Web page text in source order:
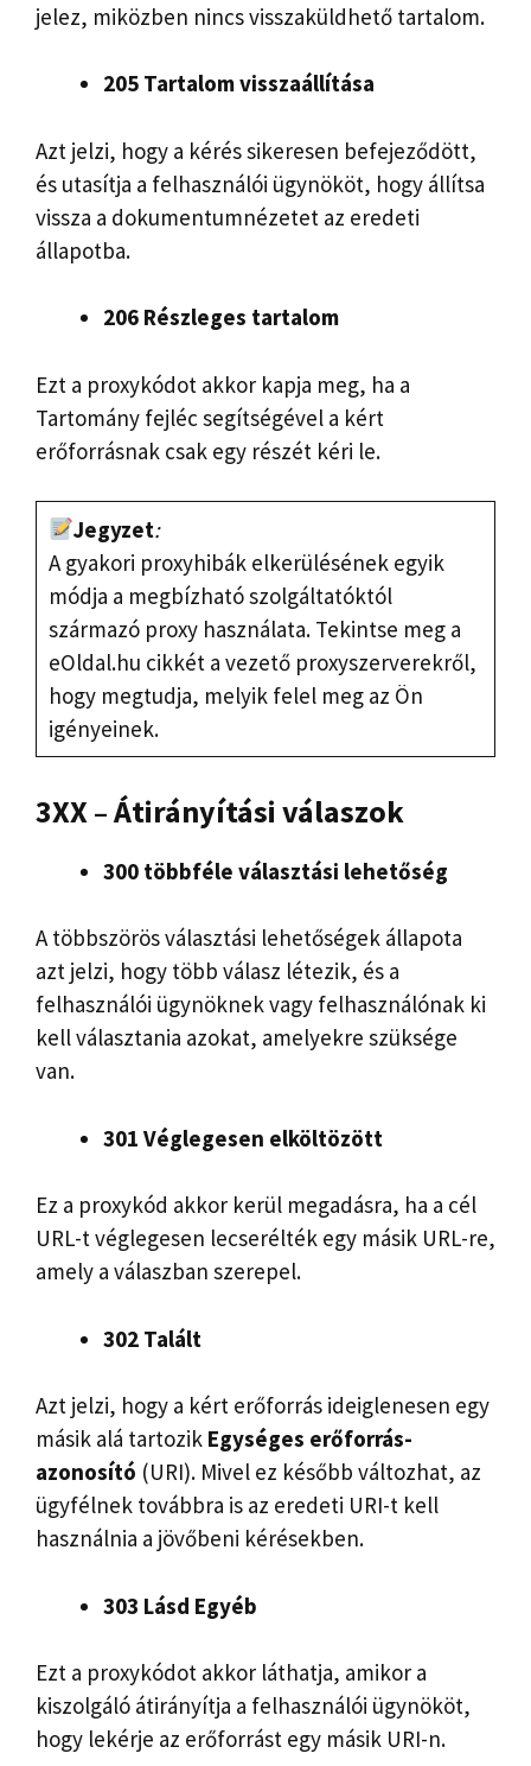
jelez, miközben nincs visszaküldhető tartalom.
205 Tartalom visszaállítása
Azt jelzi, hogy a kérés sikeresen befejeződött,
és utasítja a felhasználói ügynököt, hogy állítsa
vissza a dokumentumnézetet az eredeti
állapotba.
206 Részleges tartalom
Ezt a proxykódot akkor kapja meg, ha a
Tartomány fejléc segítségével a kért
erőforrásnak csak egy részét kéri le.
Jegyzet:
A gyakori proxyhibák elkerülésének egyik
módja a megbízható szolgáltatóktól
származó proxy használata. Tekintse meg a
eOldal.hu cikkét a vezető proxyszerverekről,
hogy megtudja, melyik felel meg az Ön
igényeinek.
3XX – Átirányítási válaszok
300 többféle választási lehetőség
A többszörös választási lehetőségek állapota
azt jelzi, hogy több válasz létezik, és a
felhasználói ügynöknek vagy felhasználónak ki
kell választania azokat, amelyekre szüksége
van.
301 Véglegesen elköltözött
Ez a proxykód akkor kerül megadásra, ha a cél
URL-t véglegesen lecserélték egy másik URL-re,
amely a válaszban szerepel.
302 Talált
Azt jelzi, hogy a kért erőforrás ideiglenesen egy
másik alá tartozik Egységes erőforrás-
azonosító (URI). Mivel ez később változhat, az
ügyfélnek továbbra is az eredeti URI-t kell
használnia a jövőbeni kérésekben.
303 Lásd Egyéb
Ezt a proxykódot akkor láthatja, amikor a
kiszolgáló átirányítja a felhasználói ügynököt,
hogy lekérje az erőforrást egy másik URI-n.